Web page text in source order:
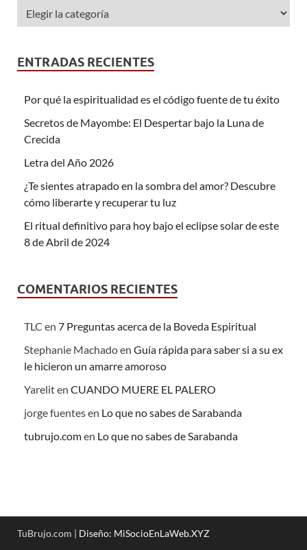
ENTRADAS RECIENTES
Por qué la espiritualidad es el código fuente de tu éxito
Secretos de Mayombe: El Despertar bajo la Luna de
Crecida
Letra del Año 2026
¿Te sientes atrapado en la sombra del amor? Descubre
cómo liberarte y recuperar tu luz
El ritual definitivo para hoy bajo el eclipse solar de este
8 de Abril de 2024
COMENTARIOS RECIENTES
TLC en 7 Preguntas acerca de la Boveda Espiritual
Stephanie Machadoen Guía rápida para saber si a su ex
le hicieron un amarre amoroso
Yareliten CUANDO MUERE EL PALERO
jorge fuentesen Lo que no sabes de Sarabanda
tubrujo.comen Lo que no sabes de Sarabanda
TuBrujo.com | Diseño: MiSocioEnLaWeb.XYZ